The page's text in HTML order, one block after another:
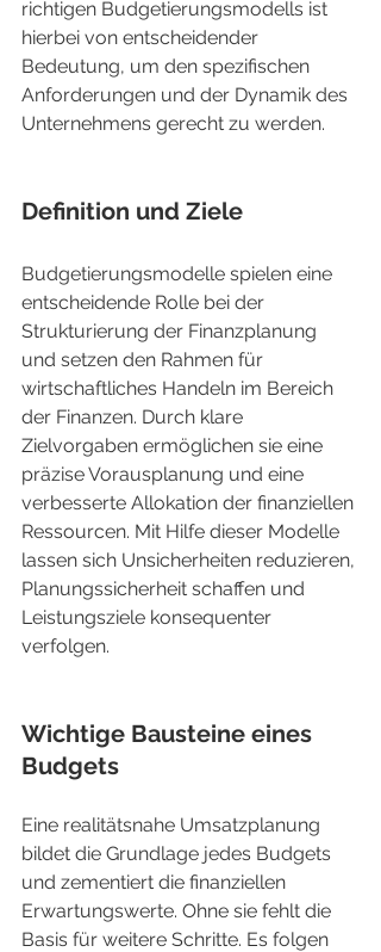
richtigen Budgetierungsmodells ist
hierbei von entscheidender
Bedeutung, um den spezifischen
Anforderungen und der Dynamik des
Unternehmens gerecht zu werden.
Definition und Ziele
Budgetierungsmodelle spielen eine
entscheidende Rolle bei der
Strukturierung der Finanzplanung
und setzen den Rahmen für
wirtschaftliches Handeln im Bereich
der Finanzen. Durch klare
Zielvorgaben ermöglichen sie eine
präzise Vorausplanung und eine
verbesserte Allokation der finanziellen
Ressourcen. Mit Hilfe dieser Modelle
lassen sich Unsicherheiten reduzieren,
Planungssicherheit schaffen und
Leistungsziele konsequenter
verfolgen.
Wichtige Bausteine eines
Budgets
Eine realitätsnahe Umsatzplanung
bildet die Grundlage jedes Budgets
und zementiert die finanziellen
Erwartungswerte. Ohne sie fehlt die
Basis für weitere Schritte. Es folgen